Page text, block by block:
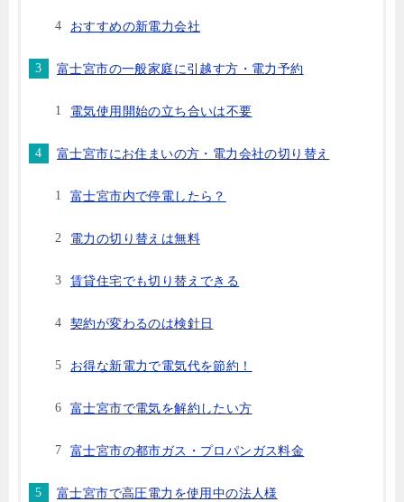
おすすめの新電力会社
富士宮市の一般家庭に引越す方・電力予約
電気使用開始の立ち合いは不要
富士宮市にお住まいの方・電力会社の切り替え
富士宮市内で停電したら？
電力の切り替えは無料
賃貸住宅でも切り替えできる
契約が変わるのは検針日
お得な新電力で電気代を節約！
富士宮市で電気を解約したい方
富士宮市の都市ガス・プロパンガス料金
富士宮市で高圧電力を使用中の法人様